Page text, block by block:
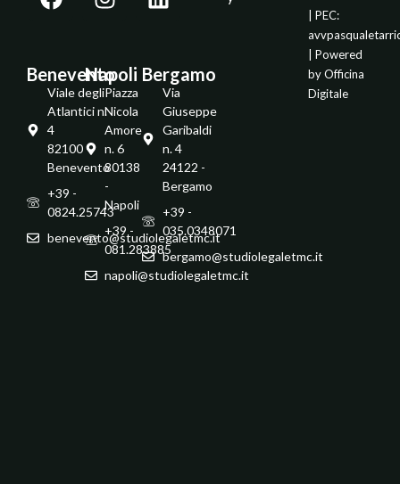
Benevento
Viale degli
Atlantici n.
4
82100 -
Benevento
+39 -
0824.25743
benevento@studiolegaletmc.it
Napoli
Piazza
Nicola
Amore
n. 6
80138
-
Napoli
+39 -
081.283885
napoli@studiolegaletmc.it
Bergamo
Via
Giuseppe
Garibaldi
n. 4
24122 -
Bergamo
+39 -
035.0348071
bergamo@studiolegaletmc.it
| PEC:
| Powered
byOfficina
Digitale